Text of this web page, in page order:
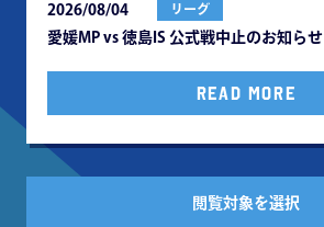
2026/08/04 リーグ
愛媛MP vs 徳島IS 公式戦中⽌のお知らせ
READ MORE
閲覧対象を選択